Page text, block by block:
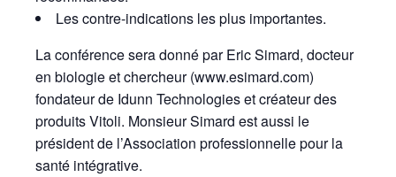
Les contre-indications les plus importantes.
La conférence sera donné par Eric Simard, docteur
en biologie et chercheur (www.esimard.com)
fondateur de Idunn Technologies et créateur des
produits Vitoli. Monsieur Simard est aussi le
président de l’Association professionnelle pour la
santé intégrative.